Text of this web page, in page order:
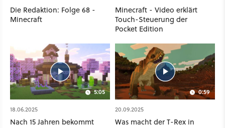
Die Redaktion: Folge 68 -
Minecraft
Minecraft - Video erklärt
Touch-Steuerung der
Pocket Edition
5:05
18.06.2025
Nach 15 Jahren bekommt
0:59
20.09.2025
Was macht der T-Rex in